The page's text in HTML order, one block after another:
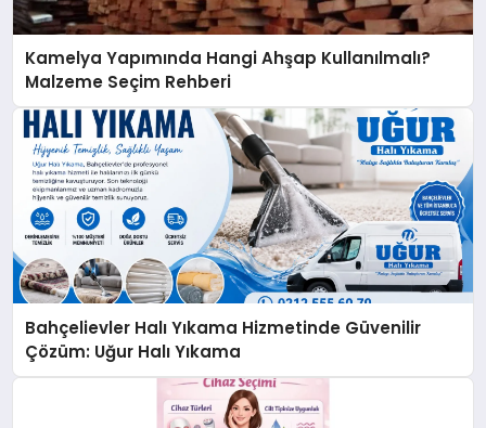
Kamelya Yapımında Hangi Ahşap Kullanılmalı?
Malzeme Seçim Rehberi
Bahçelievler Halı Yıkama Hizmetinde Güvenilir
Çözüm: Uğur Halı Yıkama